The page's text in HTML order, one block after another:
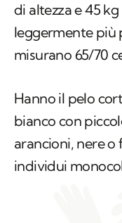
di altezza e 45
leggermente più
misurano 65/70
Hanno il pelo
bianco con
arancioni, nere o
individui